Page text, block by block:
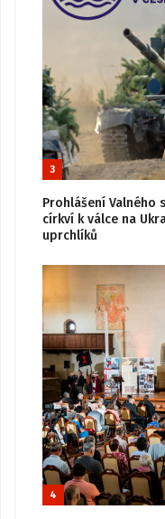
3
Prohlášení Valného
církví k válce na
uprchlíků
4